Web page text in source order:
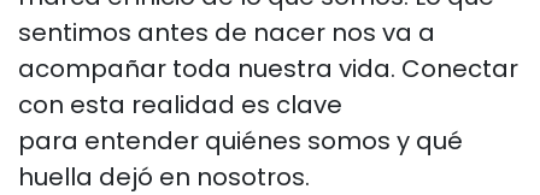
sentimos antes de nacer nos va a
acompañar toda nuestra vida. Conectar
con esta realidad es clave
para entender quiénes somos y qué
huella dejó en nosotros.